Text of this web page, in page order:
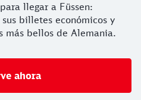
llegar a Füssen:
billetes económicos y
más bellos de Alemania.
ahora